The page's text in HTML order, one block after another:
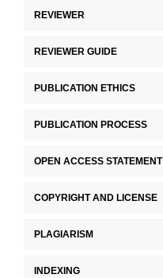
REVIEWER
REVIEWER GUIDE
PUBLICATION ETHICS
PUBLICATION PROCESS
OPEN ACCESS STATEMENT
COPYRIGHT AND LICENSE
PLAGIARISM
INDEXING